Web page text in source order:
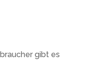
gibt es